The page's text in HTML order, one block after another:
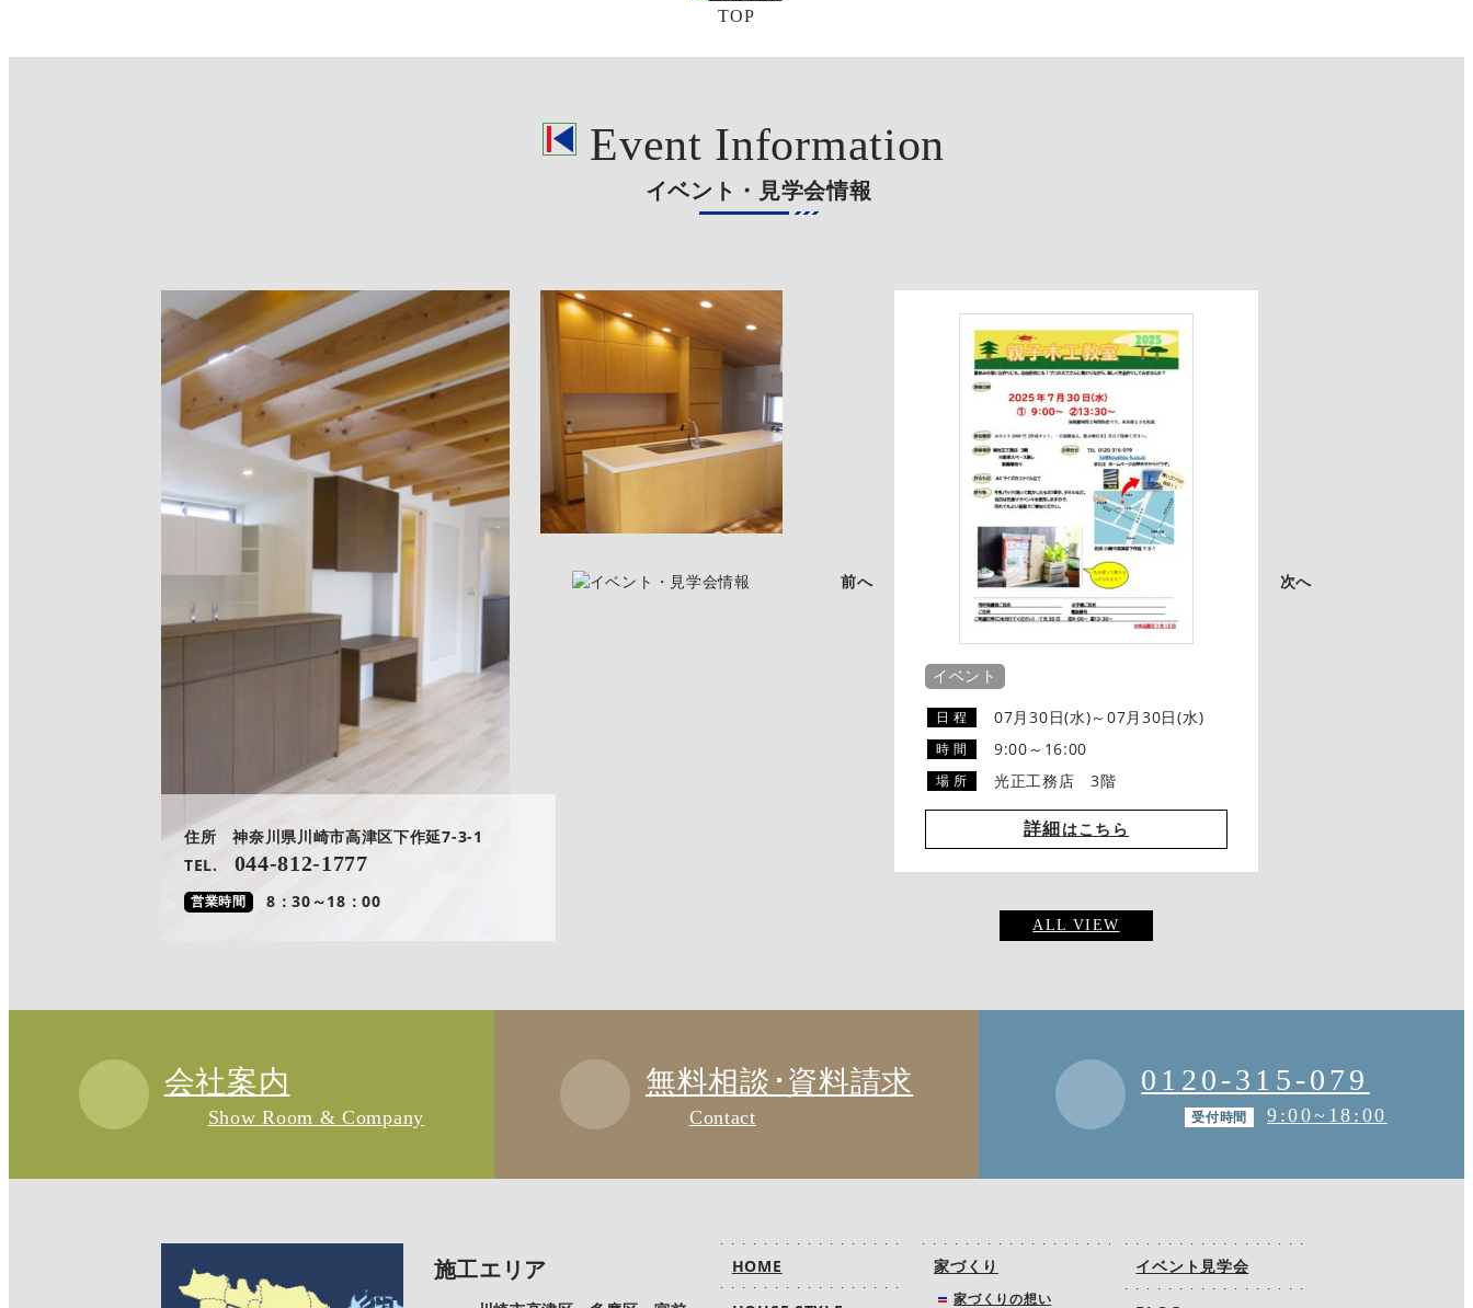
TOP
Event Information
イベント・見学会情報
住所 神奈川県川崎市高津区下作延7-3-1
TEL.
044-812-1777
営業時間 8：30～18：00
前へ
06月27日(火)～06月27日(火)
時 間 10:00～17:00
場 所 高津区下作延7-3-1
はこちら
イベント
日 程 07月30日(水)～07月30日(水)
時 間 9:00～16:00
場 所 光正工務店 3階
詳細はこちら
次へ
ALL VIEW
会社案内
Show Room & Company
無料相談･資料請求
Contact
0120-315-079
受付時間 9:00~18:00
施工エリア HOME 家づくり
家づくりの想い
イベント見学会